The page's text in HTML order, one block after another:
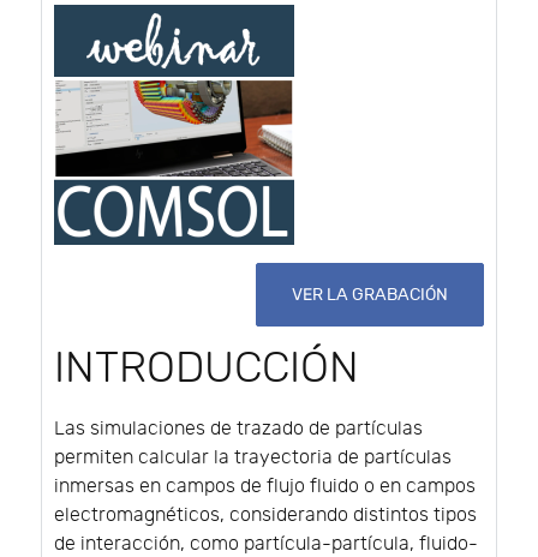
VER LA GRABACIÓN
INTRODUCCIÓN
Las simulaciones de trazado de partículas
permiten calcular la trayectoria de partículas
inmersas en campos de flujo fluido o en campos
electromagnéticos, considerando distintos tipos
de interacción, como partícula-partícula, fluido-